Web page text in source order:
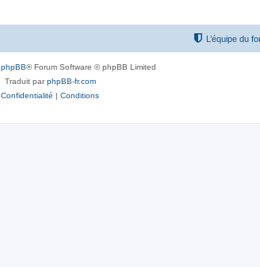
L’équipe du
phpBB® Forum Software © phpBB Limited
Traduit parphpBB-fr.com
Confidentialité | Conditions